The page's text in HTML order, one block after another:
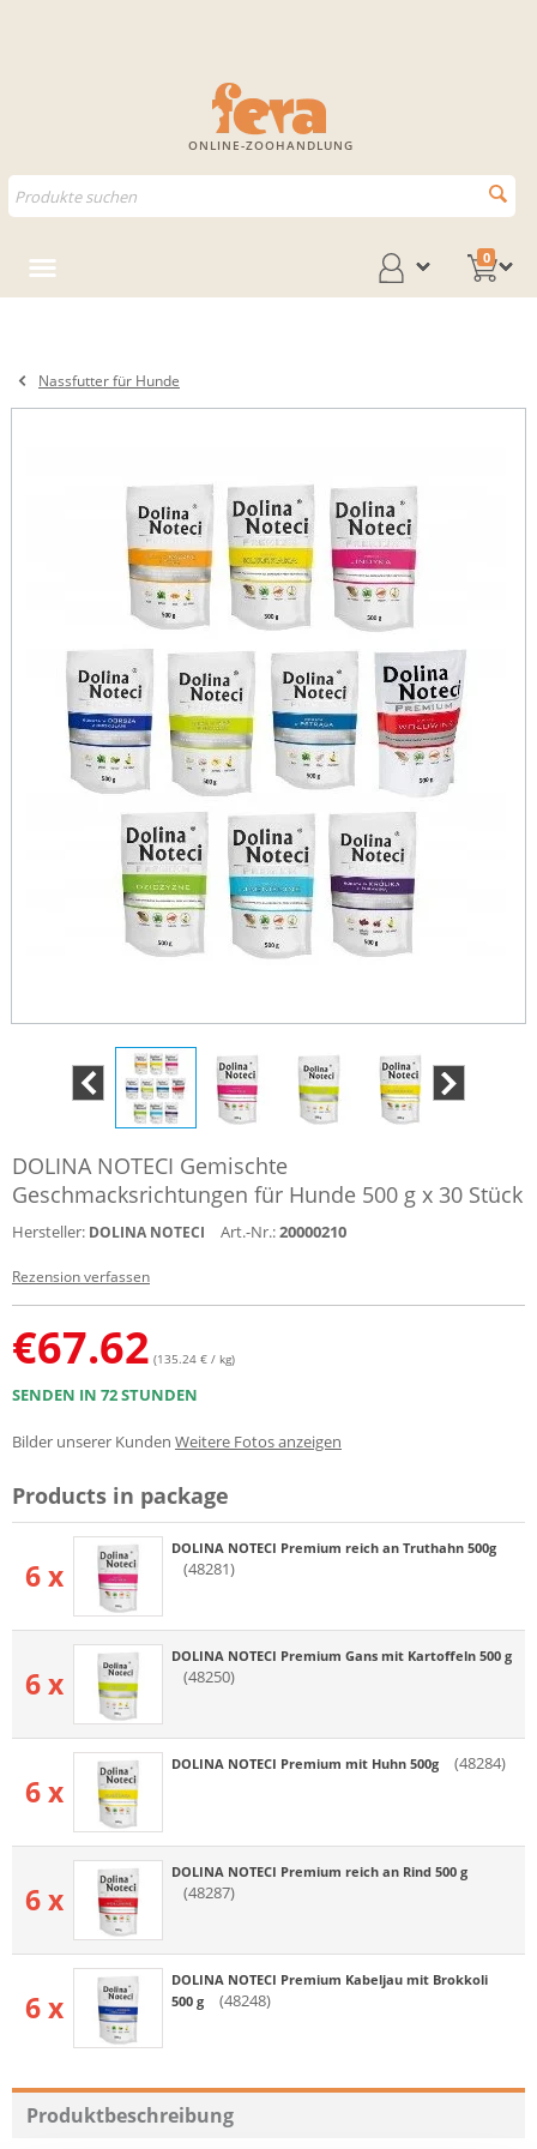
ONLINE-ZOOHANDLUNG
0
Nassfutter für Hunde
DOLINA NOTECI Gemischte
Geschmacksrichtungen für Hunde 500 g x 30 Stück
Hersteller: DOLINA NOTECI Art.-Nr.:20000210
Rezension verfassen
€67.62 (135.24 € / kg)
SENDEN IN 72 STUNDEN
Bilder unserer Kunden Weitere Fotos anzeigen
Products in package
6 x
DOLINA NOTECI Premium reich an Truthahn 500g
(48281)
6 x
DOLINA NOTECI Premium Gans mit Kartoffeln 500 g
(48250)
6 x
DOLINA NOTECI Premium mit Huhn 500g (48284)
6 x
DOLINA NOTECI Premium reich an Rind 500 g
(48287)
6 x
DOLINA NOTECI Premium Kabeljau mit Brokkoli
500 g
(48248)
Produktbeschreibung